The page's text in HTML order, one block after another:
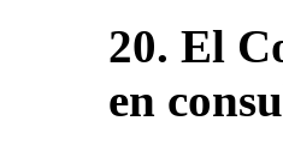
20. El
en